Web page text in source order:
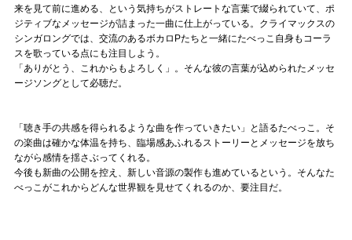
来を見て前に進める、という気持ちがストレートな言葉で綴られていて、ポ
ジティブなメッセージが詰まった一曲に仕上がっている。クライマックスの
シンガロングでは、交流のあるボカロPたちと一緒にたべっこ自身もコーラ
スを歌っている点にも注目しよう。
「ありがとう、これからもよろしく」。そんな彼の言葉が込められたメッセ
ージソングとして必聴だ。
「聴き手の共感を得られるような曲を作っていきたい」と語るたべっこ。そ
の楽曲は確かな体温を持ち、臨場感あふれるストーリーとメッセージを放ち
ながら感情を揺さぶってくれる。
今後も新曲の公開を控え、新しい音源の製作も進めているという。そんなた
べっこがこれからどんな世界観を見せてくれるのか、要注目だ。